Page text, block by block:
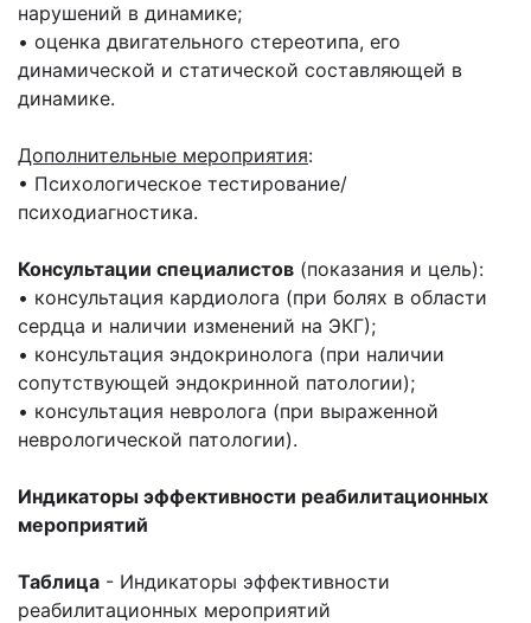
нарушений в динамике;
• оценка двигательного стереотипа, его
динамической и статической составляющей в
динамике.
Дополнительные мероприятия:
• Психологическое тестирование/
психодиагностика.
Консультации специалистов (показания и цель):
• консультация кардиолога (при болях в области
сердца и наличии изменений на ЭКГ);
• консультация эндокринолога (при наличии
сопутствующей эндокринной патологии);
• консультация невролога (при выраженной
неврологической патологии).
Индикаторы эффективности реабилитационных
мероприятий
Таблица - Индикаторы эффективности
реабилитационных мероприятий